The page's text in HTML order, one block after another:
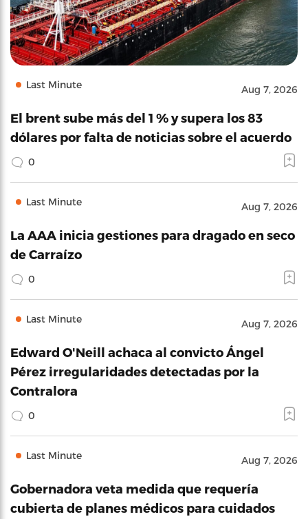
Last Minute Aug 7, 2026
El brent sube más del 1 % y supera los 83
dólares por falta de noticias sobre el acuerdo
0
Last Minute Aug 7, 2026
La AAA inicia gestiones para dragado en seco
de Carraízo
0
Last Minute Aug 7, 2026
Edward O'Neill achaca al convicto Ángel
Pérez irregularidades detectadas por la
Contralora
0
Last Minute Aug 7, 2026
Gobernadora veta medida que requería
cubierta de planes médicos para cuidados